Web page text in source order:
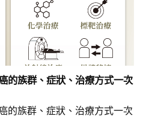
的族群、症狀、治療方式一次
的族群、症狀、治療方式一次